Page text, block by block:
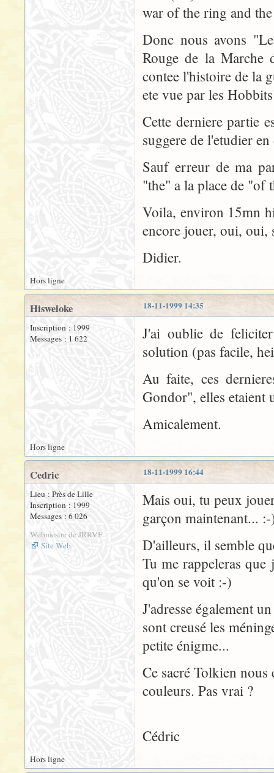
war of the ring and
Donc nous avons
Rouge de la Marche
contee l'histoire de la
ete vue par les
Cette derniere partie
suggere de l'etudier
Sauf erreur de ma
"the" a la place de "of
Voila, environ 15mn
encore jouer, oui, oui,
Didier.
Hors ligne
18-11-1999 14:35
Hisweloke
Inscription : 1999
Messages : 1 622
J'ai oublie de
solution (pas facile,
Au faite, ces
Gondor", elles etaient
Amicalement.
Hors ligne
18-11-1999 16:44
Cedric
Lieu : Près de Lille
Inscription : 1999
Messages : 6 026
Webmestre de JRRVF
Site Web
Mais oui, tu peux
garçon maintenant...
D'ailleurs, il semble
Tu me rappeleras
qu'on se voit :-)
J'adresse également
sont creusé les
petite énigme...
Ce sacré Tolkien
couleurs. Pas vrai ?
Cédric
Hors ligne